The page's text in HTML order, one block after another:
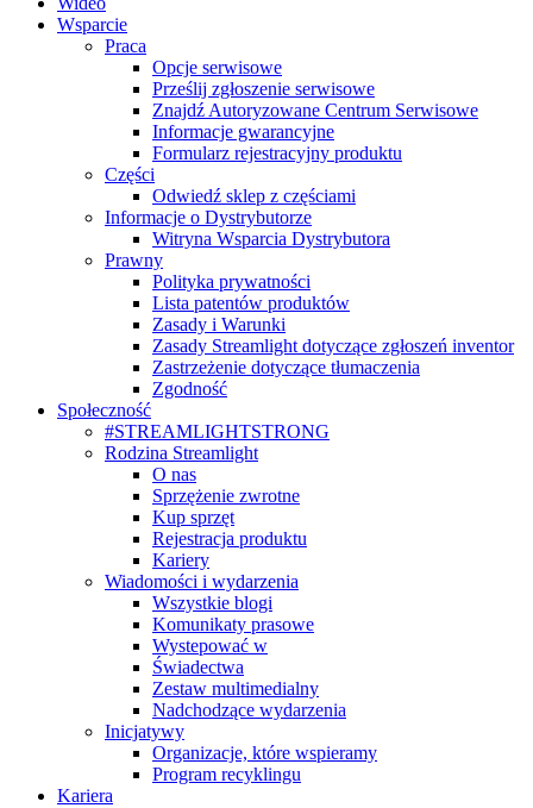
Wsparcie
Praca
Opcje serwisowe
Prześlij zgłoszenie serwisowe
Znajdź Autoryzowane Centrum Serwisowe
Informacje gwarancyjne
Formularz rejestracyjny produktu
Części
Odwiedź sklep z częściami
Informacje o Dystrybutorze
Witryna Wsparcia Dystrybutora
Prawny
Polityka prywatności
Lista patentów produktów
Zasady i Warunki
Zasady Streamlight dotyczące zgłoszeń inventor
Zastrzeżenie dotyczące tłumaczenia
Zgodność
Społeczność
#STREAMLIGHTSTRONG
Rodzina Streamlight
O nas
Sprzężenie zwrotne
Kup sprzęt
Rejestracja produktu
Kariery
Wiadomości i wydarzenia
Wszystkie blogi
Komunikaty prasowe
Wystepować w
Świadectwa
Zestaw multimedialny
Nadchodzące wydarzenia
Inicjatywy
Organizacje, które wspieramy
Program recyklingu
Kariera